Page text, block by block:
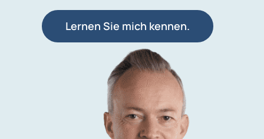
Veranstaltungen
Blog
Kontakt
Lernen Sie mich kennen.